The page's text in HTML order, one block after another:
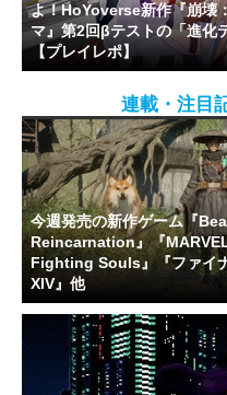
よ！HoYoverse新作『崩壊
マ』第2回βテストの「進化
【プレイレポ】
連載・注目
今週発売の新作ゲーム『
Reincarnation』『
Fighting Souls』『ファイ
XIV』他